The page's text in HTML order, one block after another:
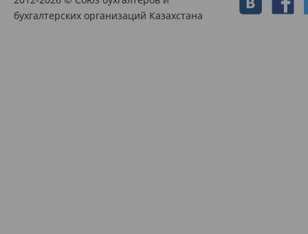
бухгалтерских организаций Казахстана